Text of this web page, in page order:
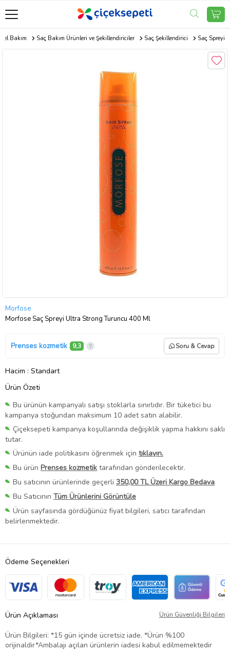
Bakım Saç Bakım Ürünleri ve Şekillendiriciler Saç Şekillendirici Saç Spreyi
Morfose
Morfose Saç Spreyi Ultra Strong Turuncu 400 Ml
Prenses kozmetik 9,3 Soru & Cevap
Hacim : Standart
Ürün Özeti
Bu ürünün kampanyalı satışı stoklarla sınırlıdır. Bir tüketici bu
kampanya stoğundan maksimum 10 adet satın alabilir.
Çiçeksepeti kampanya koşullarında değişiklik yapma hakkını saklı
tutar.
Ürünün iade politikasını öğrenmek için tıklayın.
Bu ürün Prenses kozmetik tarafından gönderilecektir.
Bu satıcının ürünlerinde geçerli 350,00 TL Üzeri Kargo Bedava
Bu Satıcının Tüm Ürünlerini Görüntüle
Ürün sayfasında gördüğünüz fiyat bilgileri, satıcı tarafından
belirlenmektedir.
Ödeme Seçenekleri
Ürün Açıklaması Ürün Güvenliği Bilgileri
Ürün Bilgileri: *15 gün içinde ücretsiz iade. *Ürün %100
orijinaldir*Ambalajı açılan ürünlerin iadesi kabul edilmemektedir